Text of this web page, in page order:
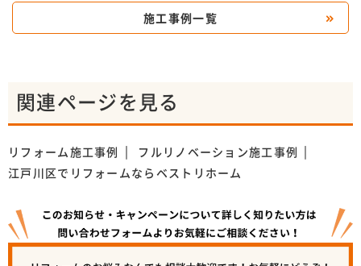
施工事例一覧
関連ページを見る
リフォーム施工事例
フルリノベーション施工事例
江戸川区でリフォームならベストリホーム